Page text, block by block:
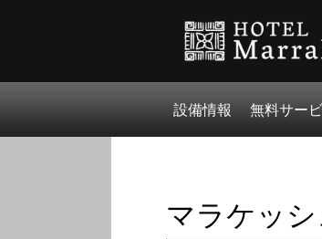
設備情報 無料サー
マラケッ